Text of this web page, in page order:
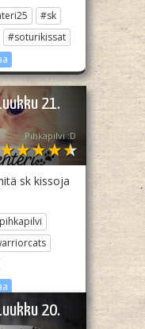
#sk
#soturikissat
21.
Pihkapilvi :D
sk kissoja
20.